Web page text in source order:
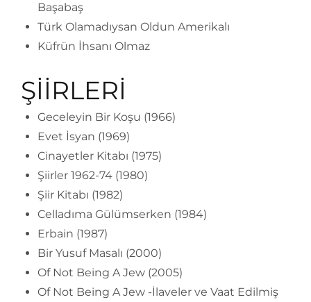
Başabaş
Türk Olamadıysan Oldun Amerikalı
Küfrün İhsanı Olmaz
ŞİİRLERİ
Geceleyin Bir Koşu (1966)
Evet İsyan (1969)
Cinayetler Kitabı (1975)
Şiirler 1962-74 (1980)
Şiir Kitabı (1982)
Celladıma Gülümserken (1984)
Erbain (1987)
Bir Yusuf Masalı (2000)
Of Not Being A Jew (2005)
Of Not Being A Jew -İlaveler ve Vaat Edilmiş